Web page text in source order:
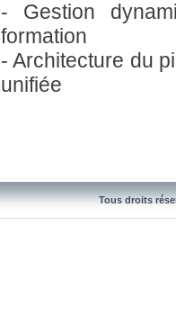
- Gestion
formation
- Architecture du
unifiée
Tous droits